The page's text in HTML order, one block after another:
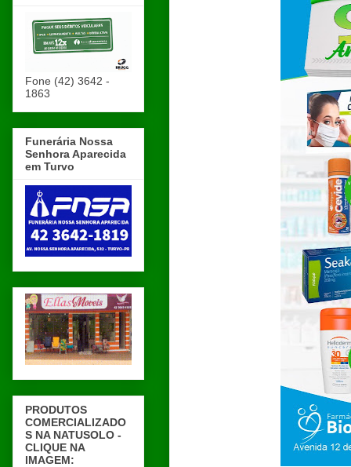
Fone (42) 3642 -
1863
Funerária Nossa
Senhora Aparecida
em Turvo
PRODUTOS
COMERCIALIZADO
S NA NATUSOLO -
CLIQUE NA
IMAGEM: